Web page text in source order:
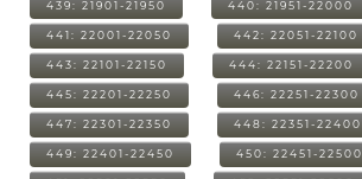
439: 21901-21950 440: 21951-22000
441: 22001-22050 442: 22051-22100
443: 22101-22150 444: 22151-22200
445: 22201-22250 446: 22251-22300
447: 22301-22350 448: 22351-22400
449: 22401-22450 450: 22451-22500